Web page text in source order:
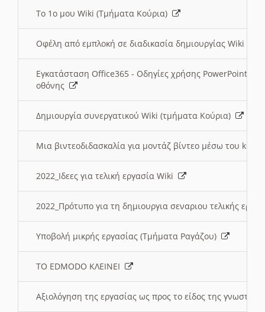
Το 1ο μου Wiki (Τμήματα Κούρια)
Οφέλη από εμπλοκή σε διαδικασία δημιουργίας Wiki
Εγκατάσταση Office365 - Οδηγίες χρήσης PowerPoint
οθόνης
Δημιουργία συνεργατικού Wiki (τμήματα Κούρια)
Μια βιντεοδιδασκαλία για μοντάζ βίντεο μέσω του
2022_Ιδεες για τελική εργασία Wiki
2022_Πρότυπο για τη δημιουργια σεναριου τελικής
Υποβολή μικρής εργασίας (Τμήματα Ραγάζου)
ΤΟ EDMODO ΚΛΕΙΝΕΙ
Αξιολόγηση της εργασίας ως προς το είδος της